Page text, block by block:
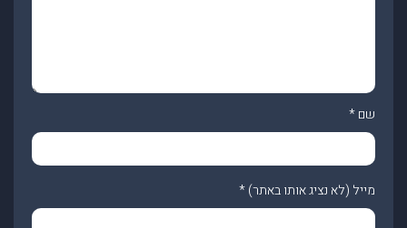
שם*
מייל (לא נציג אותו באתר)*